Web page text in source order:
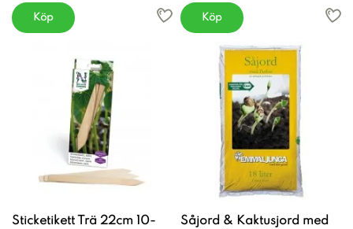
Köp Köp
Sticketikett Trä 22cm 10-
Såjord & Kaktusjord med